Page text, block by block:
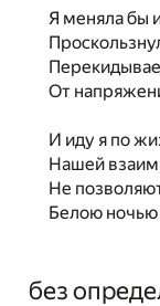
Я меняла бы
От
И иду я по
Нашей
Не
Белою ночью
без